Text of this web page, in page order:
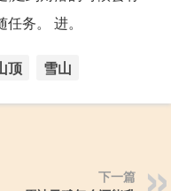
务。 进。
顶 雪山
下一篇